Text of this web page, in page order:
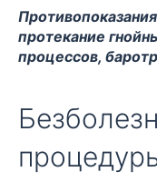
протекание
процессов,